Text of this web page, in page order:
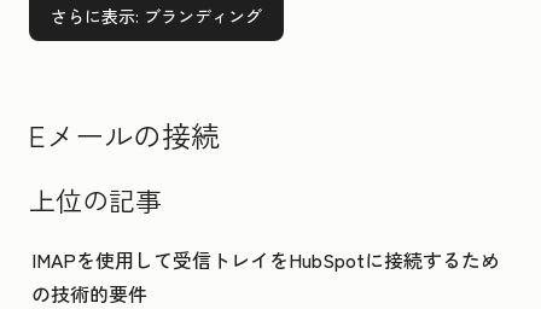
さらに表示: ブランディング
Eメールの接続
上位の記事
IMAPを使用して受信トレイをHubSpotに接続するため
の技術的要件